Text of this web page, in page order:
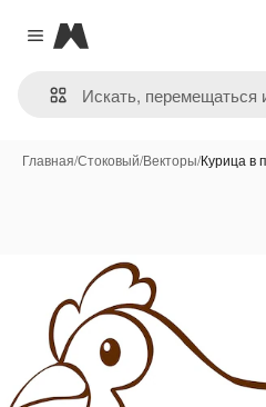
Close menu
Magnific
Главная/Стоковый/Векторы/Курица в